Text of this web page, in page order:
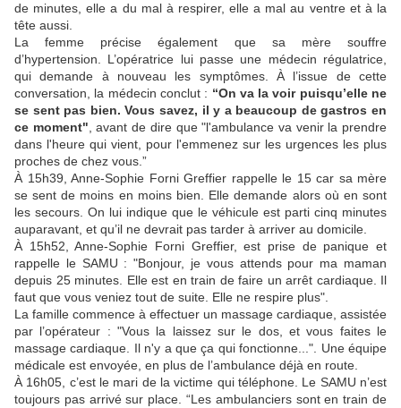
de minutes, elle a du mal à respirer, elle a mal au ventre et à la
tête aussi.
La femme précise également que sa mère souffre
d’hypertension. L’opératrice lui passe une médecin régulatrice,
qui demande à nouveau les symptômes. À l’issue de cette
conversation, la médecin conclut : “On va la voir puisqu’elle ne
se sent pas bien. Vous savez, il y a beaucoup de gastros en
ce moment" avant de dire que "l'ambulance va venir la prendre
dans l'heure qui vient, pour l'emmenez sur les urgences les plus
proches de chez vous.”
À 15h39, Anne-Sophie Forni Greffier rappelle le 15 car sa mère
se sent de moins en moins bien. Elle demande alors où en sont
les secours. On lui indique que le véhicule est parti cinq minutes
auparavant, et qu’il ne devrait pas tarder à arriver au domicile.
À 15h52, Anne-Sophie Forni Greffier, est prise de panique et
rappelle le SAMU : "Bonjour, je vous attends pour ma maman
depuis 25 minutes. Elle est en train de faire un arrêt cardiaque. Il
faut que vous veniez tout de suite. Elle ne respire plus".
La famille commence à effectuer un massage cardiaque, assistée
par l’opérateur : "Vous la laissez sur le dos, et vous faites le
massage cardiaque. Il n'y a que ça qui fonctionne...". Une équipe
médicale est envoyée, en plus de l’ambulance déjà en route.
À 16h05, c’est le mari de la victime qui téléphone. Le SAMU n’est
toujours pas arrivé sur place. “Les ambulanciers sont en train de